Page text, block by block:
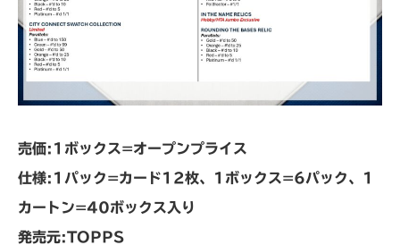
売価:1ボックス=オープンプライス
仕様:1パック=カード12枚、1ボックス=6パック、1
カートン=40ボックス入り
発売元:TOPPS